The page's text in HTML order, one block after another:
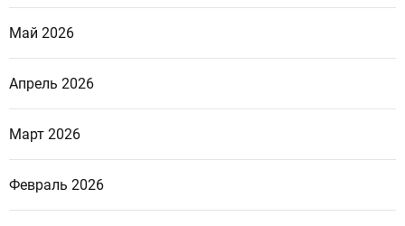
Май 2026
Апрель 2026
Март 2026
Февраль 2026